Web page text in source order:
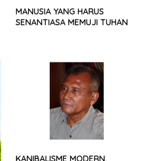
MANUSIA YANG HARUS
SENANTIASA MEMUJI TUHAN
KANIBALISME MODERN.